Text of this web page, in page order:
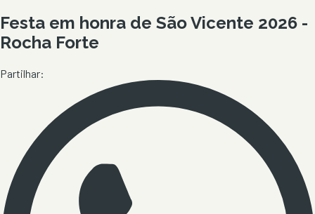
Festa em honra de São Vicente 2026 -
Rocha Forte
Partilhar: